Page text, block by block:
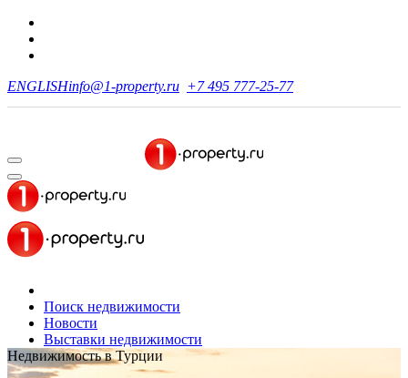
ENGLISHinfo@1-property.ru +7 495 777-25-77
Поиск недвижимости
Новости
Выставки недвижимости
Недвижимость в Турции